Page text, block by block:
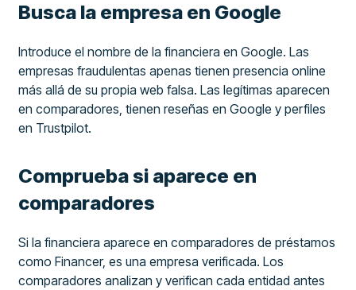
Busca la empresa en Google
Introduce el nombre de la financiera en Google. Las
empresas fraudulentas apenas tienen presencia online
más allá de su propia web falsa. Las legítimas aparecen
en comparadores, tienen reseñas en Google y perfiles
en Trustpilot.
Comprueba si aparece en
comparadores
Si la financiera aparece en comparadores de préstamos
como Financer, es una empresa verificada. Los
comparadores analizan y verifican cada entidad antes